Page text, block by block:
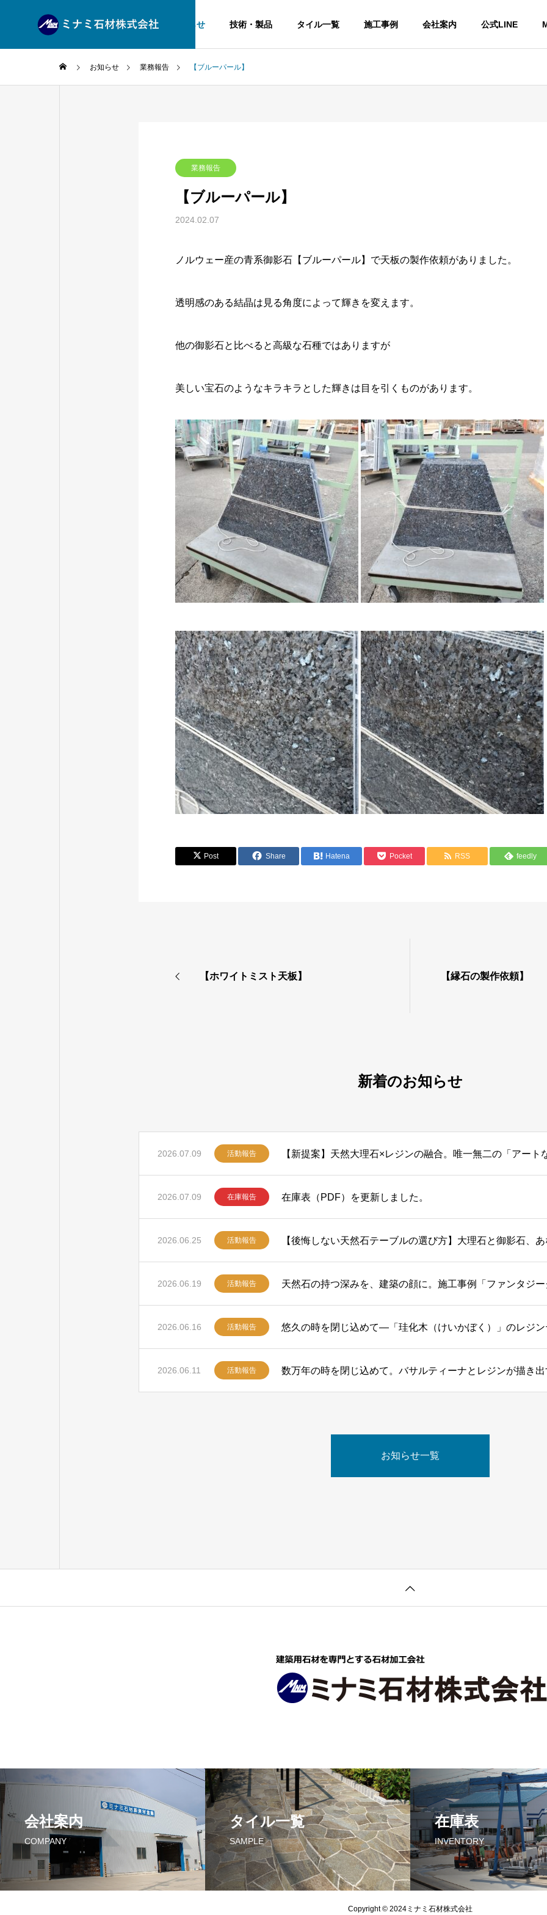
お知らせ 技術・製品 タイル一覧 施工事例 会社案内 公式LINE
石種 仕上げ種類 撥水処理
PRODUCTION
お知らせ 業務報告 【ブルーパール】
業務報告
【ブルーパール】
2024.02.07
ノルウェー産の青系御影石【ブルーパール】で天板の製作依頼がありました。
透明感のある結晶は見る角度によって輝きを変えます。
他の御影石と比べると高級な石種ではありますが
美しい宝石のようなキラキラとした輝きは目を引くものがあります。
Post Share Hatena Pocket RSS feedly
【ホワイトミスト天板】 【縁石の製作依頼】
新着のお知らせ
2026.07.09 活動報告
2026.07.09 在庫報告 在庫表（PDF）を更新しました。
2026.06.25 活動報告
2026.06.19 活動報告 天然石の持つ深みを、建築の顔に。施工事例「ファンタジ
2026.06.16 活動報告
2026.06.11 活動報告 数万年の時を閉じ込めて。バサルティーナとレジンが描き出
お知らせ一覧
会社案内
COMPANY
タイル一覧
SAMPLE
在庫表
INVENTORY
Copyright © 2024ミナミ石材株式会社